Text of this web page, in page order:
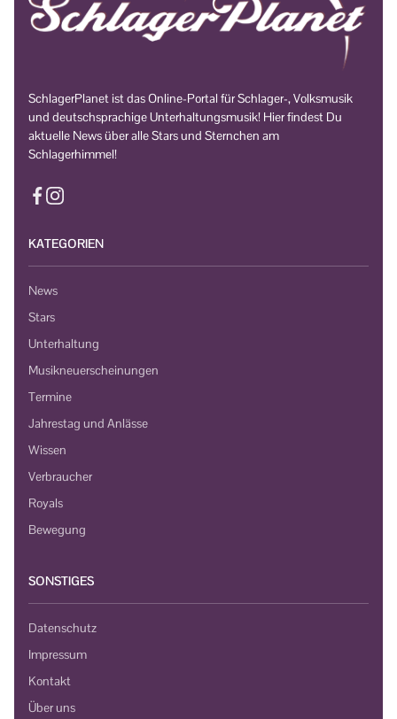
SchlagerPlanet ist das Online-Portal für Schlager-, Volksmusik
und deutschsprachige Unterhaltungsmusik! Hier findest Du
aktuelle News über alle Stars und Sternchen am
Schlagerhimmel!
KATEGORIEN
News
Stars
Unterhaltung
Musikneuerscheinungen
Termine
Jahrestag und Anlässe
Wissen
Verbraucher
Royals
Bewegung
SONSTIGES
Datenschutz
Impressum
Kontakt
Über uns